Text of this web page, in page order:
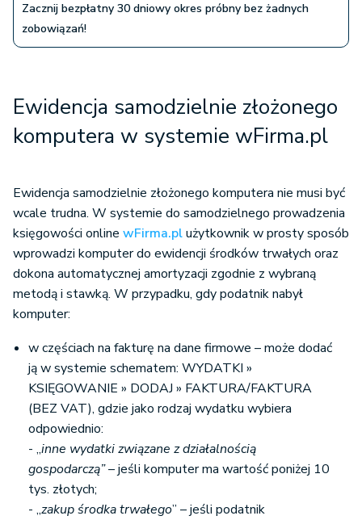
Zacznij bezpłatny 30 dniowy okres próbny bez żadnych
zobowiązań!
Ewidencja samodzielnie złożonego
komputera w systemie wFirma.pl
Ewidencja samodzielnie złożonego komputera nie musi być
wcale trudna. W systemie do samodzielnego prowadzenia
księgowości online wFirma.plużytkownik w prosty sposób
wprowadzi komputer do ewidencji środków trwałych oraz
dokona automatycznej amortyzacji zgodnie z wybraną
metodą i stawką. W przypadku, gdy podatnik nabył
komputer:
w częściach na fakturę na dane firmowe – może dodać
ją w systemie schematem: WYDATKI »
KSIĘGOWANIE » DODAJ » FAKTURA/FAKTURA
(BEZ VAT), gdzie jako rodzaj wydatku wybiera
odpowiednio:
- „inne wydatki związane z działalnością
gospodarczą”– jeśli komputer ma wartość poniżej 10
tys. złotych;
- „zakup środka trwałego” – jeśli podatnik